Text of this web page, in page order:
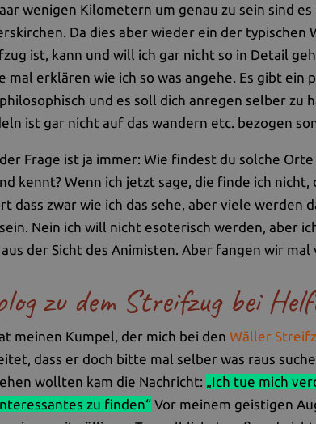
wenigen Kilometern um genau zu sein sind es
Da dies aber wieder ein der typischen
ist, kann und will ich gar nicht so in Detail
mal erklären wie ich so was angehe. Es gibt ein
und es soll dich anregen selber zu
ist gar nicht auf das wandern etc. bezogen
Frage ist ja immer: Wie findest du solche
kennt? Wenn ich jetzt sage, die finde ich nicht,
dass zwar wie ich das sehe, aber viele werden
Nein ich will nicht esoterisch werden, aber
der Sicht des Animisten. Aber fangen wir mal
zu dem Streifzug bei
meinen Kumpel, der mich bei den Wäller
dass er doch bitte mal selber was raus
wollten kam die Nachricht:
„Ich tue mich
zu finden“ Vor meinem geistigen